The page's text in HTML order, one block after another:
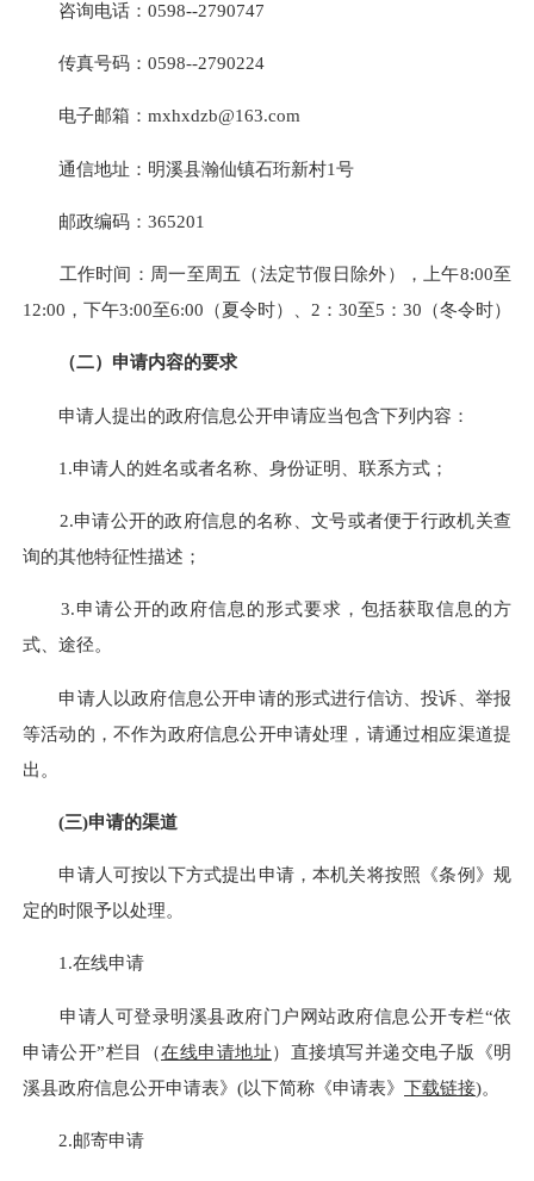
咨询电话：0598--2790747
传真号码：0598--2790224
电子邮箱：mxhxdzb@163.com
通信地址：明溪县瀚仙镇石珩新村1号
邮政编码：365201
工作时间：周一至周五（法定节假日除外），上午8:00至
12:00，下午3:00至6:00（夏令时）、2：30至5：30（冬令时）
（二）申请内容的要求
申请人提出的政府信息公开申请应当包含下列内容：
1.申请人的姓名或者名称、身份证明、联系方式；
2.申请公开的政府信息的名称、文号或者便于行政机关查
询的其他特征性描述；
3.申请公开的政府信息的形式要求，包括获取信息的方
式、途径。
申请人以政府信息公开申请的形式进行信访、投诉、举报
等活动的，不作为政府信息公开申请处理，请通过相应渠道提
出。
(三)申请的渠道
申请人可按以下方式提出申请，本机关将按照《条例》规
定的时限予以处理。
1.在线申请
申请人可登录明溪县政府门户网站政府信息公开专栏“依
申请公开”栏目（在线申请地址）直接填写并递交电子版《明
溪县政府信息公开申请表》(以下简称《申请表》 下载链接)。
2.邮寄申请